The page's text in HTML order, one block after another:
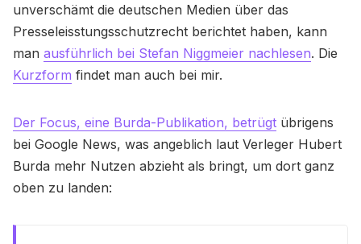
unverschämt die deutschen Medien über das
Presseleisstungsschutzrecht berichtet haben, kann
man ausführlich bei Stefan Niggmeier nachlesen. Die
Kurzform findet man auch bei mir.
Der Focus, eine Burda-Publikation, betrügt übrigens
bei Google News, was angeblich laut Verleger Hubert
Burda mehr Nutzen abzieht als bringt, um dort ganz
oben zu landen: